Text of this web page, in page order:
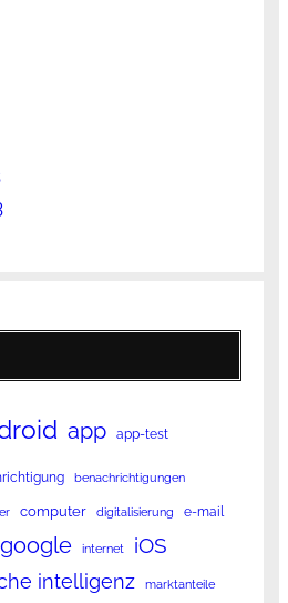
app app-test
benachrichtigungen
computer digitalisierung e-mail
google internet iOS
intelligenz marktanteile